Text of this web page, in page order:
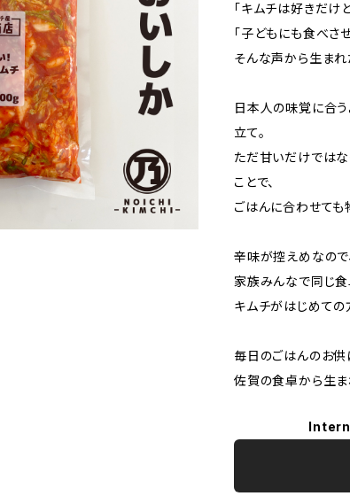
「キムチは好きだけ
「子どもにも食べさ
そんな声から生まれ
日本人の味覚に合う
立て。
ただ甘いだけでは
ことで、
ごはんに合わせても
辛味が控えめなので
家族みんなで同じ食
キムチがはじめての
毎日のごはんのお供
佐賀の食卓から生ま